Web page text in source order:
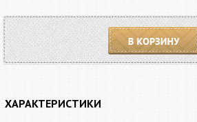
В корзину
ХАРАКТЕРИСТИКИ